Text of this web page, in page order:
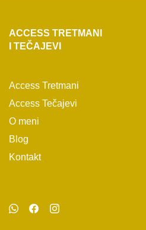
ACCESS TRETMANI
I TEČAJEVI
Access Tretmani
Access Tečajevi
O meni
Blog
Kontakt